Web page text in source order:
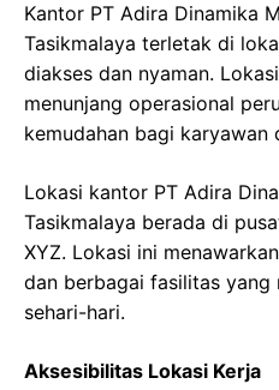
Kantor PT Adira Dinamika
Tasikmalaya terletak di
diakses dan nyaman.
menunjang operasional
kemudahan bagi karyawan
Lokasi kantor PT Adira
Tasikmalaya berada di
XYZ. Lokasi ini
dan berbagai fasilitas yang
sehari-hari.
Aksesibilitas Lokasi Kerja